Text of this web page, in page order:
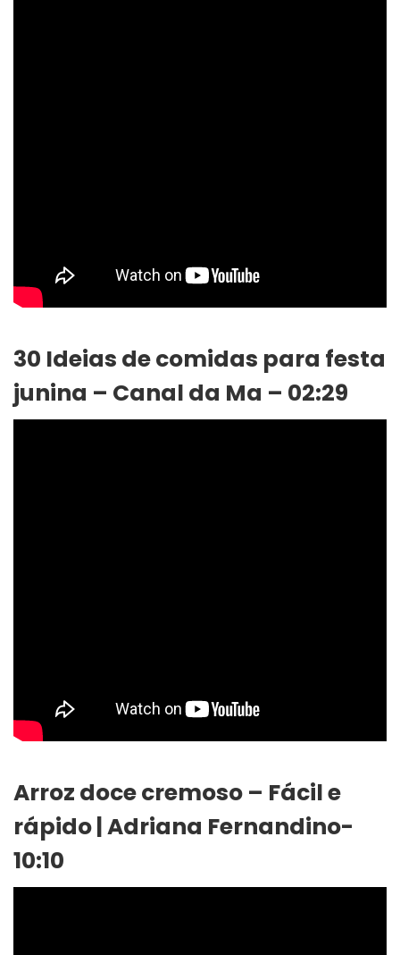
30 Ideias de comidas para festa
junina – Canal da Ma – 02:29
Arroz doce cremoso – Fácil e
rápido | Adriana Fernandino-
10:10